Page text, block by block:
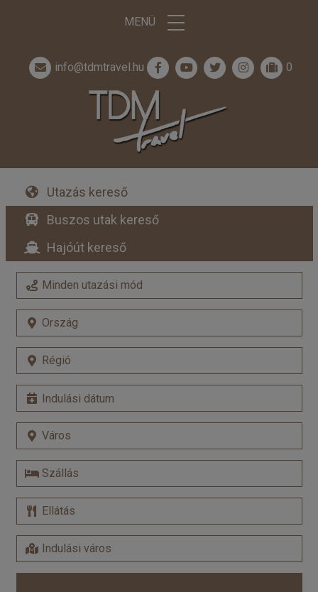
MENÜ
info@tdmtravel.hu 0
Utazás kereső
Buszos utak kereső
Hajóút kereső